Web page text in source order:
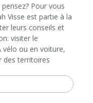
Pour vous
Visse est partie à la
leurs conseils et
visiter le
vélo ou en voiture,
des territoires